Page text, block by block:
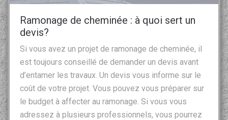
Ramonage de cheminée : à quoi sert un
devis?
Si vous avez un projet de ramonage de cheminée, il
est toujours conseillé de demander un devis avant
d’entamer les travaux. Un devis vous informe sur le
coût de votre projet. Vous pouvez vous préparer sur
le budget à affecter au ramonage. Si vous vous
adressez à plusieurs professionnels, vous pourrez